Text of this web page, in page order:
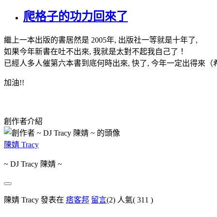
爬格子的功力回來了
繼上一本出版的書居然是 2005年, 出版社一等就是十年了,
如果今年新書在吐不出來, 我就是太對不起我自己了！
已經人多人催第六本書到底何時出來, 快了, 今年一定出得來（
加油!!
創作者介紹
陳婧 Tracy
~ DJ Tracy 陳婧 ~
陳婧 Tracy 發表在 痞客邦 留言(2) 人氣( 311 )